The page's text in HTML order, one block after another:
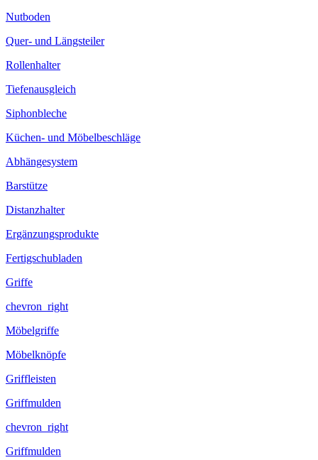
Nutboden
Quer- und Längsteiler
Rollenhalter
Tiefenausgleich
Siphonbleche
Küchen- und Möbelbeschläge
Abhängesystem
Barstütze
Distanzhalter
Ergänzungsprodukte
Fertigschubladen
Griffe
chevron_right
Möbelgriffe
Möbelknöpfe
Griffleisten
Griffmulden
chevron_right
Griffmulden